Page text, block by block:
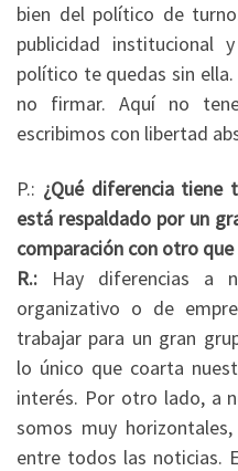
bien del político de
publicidad institucional
político te quedas sin
no firmar. Aquí no
escribimos con libertad
P.: ¿Qué diferencia tiene
está respaldado por un
comparación con otro que
R.: Hay diferencias a
organizativo o de
trabajar para un gran
lo único que coarta
interés. Por otro lado, a
somos muy
entre todos las noticias.